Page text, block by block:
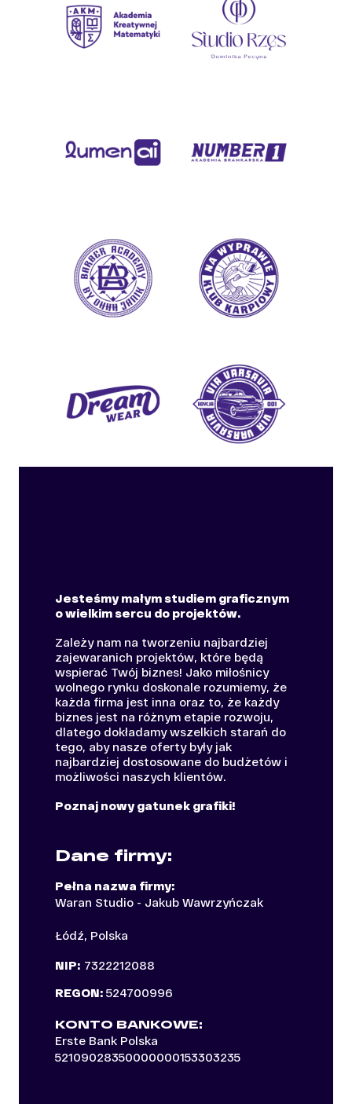
KONTO BANKOWE:
Erste Bank Polska
52109028350000000153303235
REGON: 524700996
Pełna nazwa firmy:
Waran Studio - Jakub Wawrzyńczak
Łódź, Polska
NIP: 7322212088
Dane firmy:
Jesteśmy małym studiem graficznym
o wielkim sercu do projektów.
Zależy nam na tworzeniu najbardziej
zajewaranich projektów, które będą
wspierać Twój biznes! Jako miłośnicy
wolnego rynku doskonale rozumiemy, że
każda firma jest inna oraz to, że każdy
biznes jest na różnym etapie rozwoju,
dlatego dokładamy wszelkich starań do
tego, aby nasze oferty były jak
najbardziej dostosowane do budżetów i
możliwości naszych klientów.
Poznaj nowy gatunek grafiki!